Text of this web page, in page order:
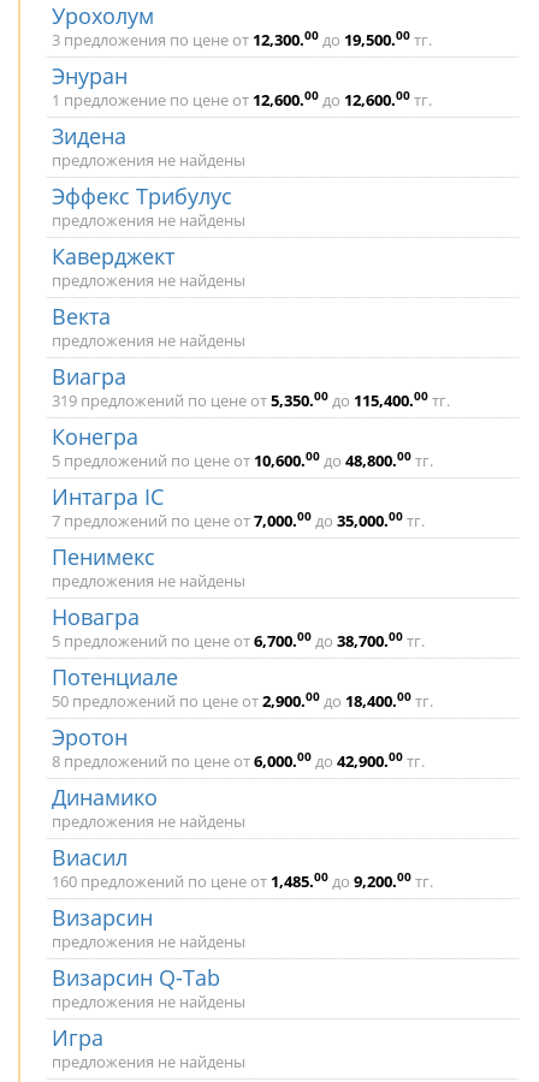
Урохолум
3 предложения по цене от 12,300.00 до 19,500.00 тг.
Энуран
1 предложение по цене от 12,600.00 до 12,600.00 тг.
Зидена
предложения не найдены
Эффекс Трибулус
предложения не найдены
Каверджект
предложения не найдены
Векта
предложения не найдены
Виагра
319 предложений по цене от5,350.00 до 115,400.00 тг.
Конегра
5 предложений по цене от 10,600.00 до 48,800.00 тг.
Интагра ІС
7 предложений по цене от7,000.00 до 35,000.00 тг.
Пенимекс
предложения не найдены
Новагра
5 предложений по цене от6,700.00 до 38,700.00 тг.
Потенциале
50 предложений по цене от2,900.00 до 18,400.00 тг.
Эротон
8 предложений по цене от6,000.00 до 42,900.00 тг.
Динамико
предложения не найдены
Виасил
160 предложений по цене от 1,485.00 до 9,200.00 тг.
Визарсин
предложения не найдены
Визарсин Q-Tab
предложения не найдены
Игра
предложения не найдены